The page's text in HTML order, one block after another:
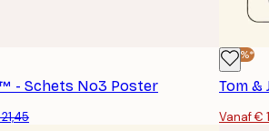
- Schets No3 Poster
-40%*
Tom &
Vanaf €